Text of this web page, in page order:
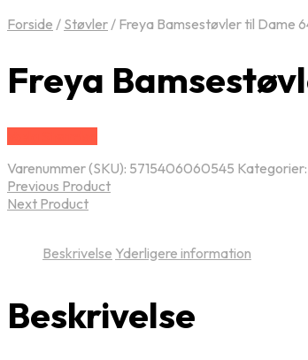
Forside / Støvler/ Freya Bamsestøvler til Dame
Freya
Varenummer (SKU): 5715406060545 Kategorier:
Previous Product
Next Product
Beskrivelse Yderligere information
Beskrivelse